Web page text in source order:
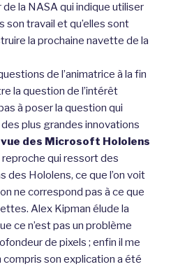
la NASA qui indique utiliser
son travail et qu’elles sont
la prochaine navette de la
de l’animatrice à la fin
la question de l’intérêt
à poser la question qui
plus grandes innovations
vue des Microsoft Hololens
reproche qui ressort des
Hololens, ce que l’on voit
ne correspond pas à ce que
Alex Kipman élude la
ce n’est pas un problème
de pixels ; enfin il me
compris son explication a été